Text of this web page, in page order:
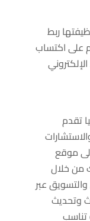
ربط
على اكتساب
تقدم
موقع
من خلال
عبر
وتحديث
تناسب